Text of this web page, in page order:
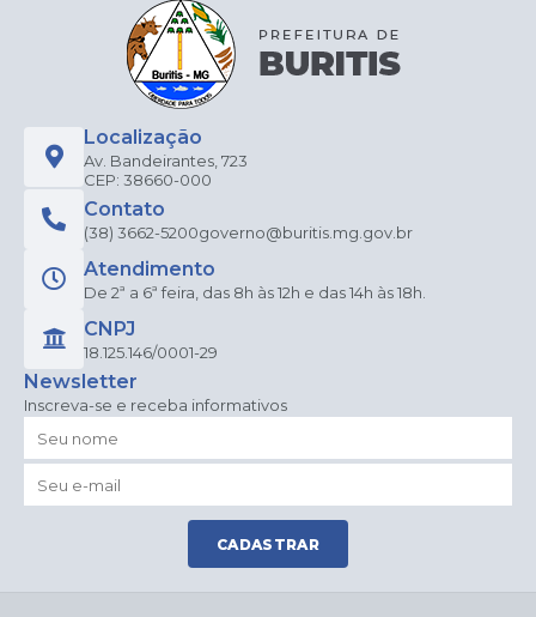
ecida
Teix
eira
Silva
Localização
Av. Bandeirantes, 723
CEP: 38660-000
Contato
(38) 3662-5200governo@buritis.mg.gov.br
Atendimento
De 2ª a 6ª feira, das 8h às 12h e das 14h às 18h.
CNPJ
18.125.146/0001-29
Newsletter
Inscreva-se e receba informativos
CADASTRAR